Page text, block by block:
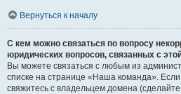
Вернуться к началу
С кем можно связаться по вопросу
юридических вопросов, связанных с
Вы можете связаться с любым из
списке на странице «Наша команда».
свяжитесь с владельцем домена (сделайте